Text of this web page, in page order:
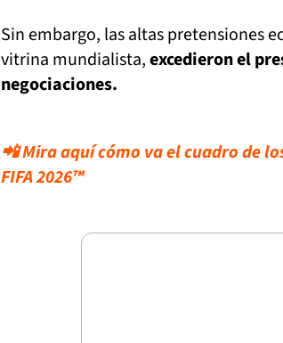
Sin embargo, las altas pretensiones
vitrina mundialista,excedieron el
negociaciones.
📲 Mira aquí cómo va el cuadro de
FIFA 2026™